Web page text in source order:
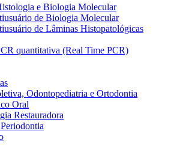
e Biologia Molecular
de Biologia Molecular
de Lâminas Histopatológicas
quantitativa (Real Time PCR)
Odontopediatria e Ortodontia
Oral
Restauradora